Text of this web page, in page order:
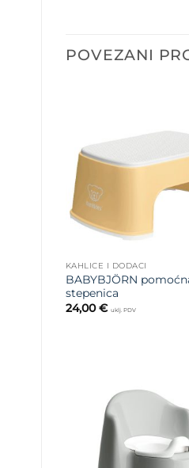
POVEZANI
KAHLICE I DODACI
BABYBJÖRN
stepenica
24,00€ uklj. PDV